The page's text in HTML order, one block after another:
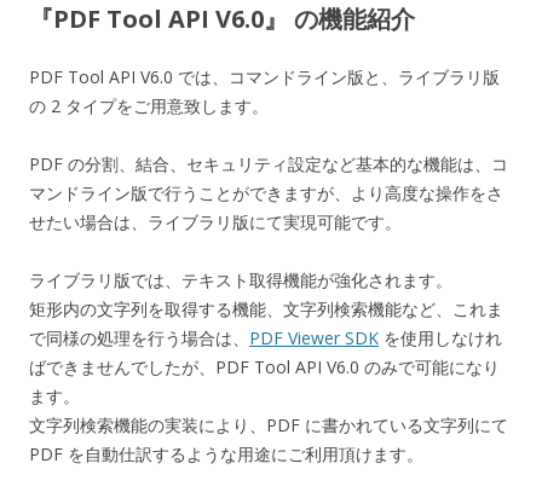
『PDF Tool API V6.0』 の機能紹介
PDF Tool API V6.0 では、コマンドライン版と、ライブラリ版
の 2 タイプをご用意致します。
PDF の分割、結合、セキュリティ設定など基本的な機能は、コ
マンドライン版で行うことができますが、より高度な操作をさ
せたい場合は、ライブラリ版にて実現可能です。
ライブラリ版では、テキスト取得機能が強化されます。
矩形内の文字列を取得する機能、文字列検索機能など、これま
で同様の処理を行う場合は、 PDF Viewer SDK を使用しなけれ
ばできませんでしたが、PDF Tool API V6.0 のみで可能になり
ます。
文字列検索機能の実装により、PDF に書かれている文字列にて
PDF を自動仕訳するような用途にご利用頂けます。